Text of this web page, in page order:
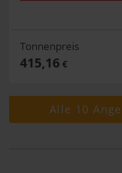
Tonnenpreis
415,16 €
Alle 10